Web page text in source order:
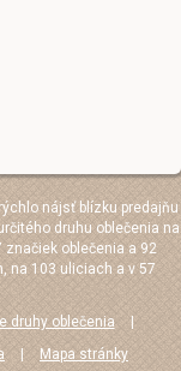
nájsť blízku predajňu
druhu oblečenia na
oblečenia a 92
na 103 uliciach a v 57
druhy oblečenia
Mapa stránky